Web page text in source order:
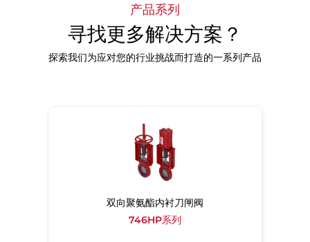
产品系列
寻找更多解决方案？
探索我们为应对您的行业挑战而打造的一系列产品
双向聚氨酯内衬刀闸阀
746HP系列